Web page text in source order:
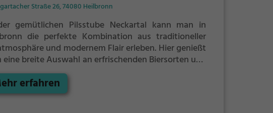
Straße 26, 74080 Heilbronn
gemütlichen Pilsstube Neckartal kann man in
die perfekte Kombination aus traditioneller
und modernem Flair erleben. Hier genießt
eine breite Auswahl an erfrischenden Biersorten und
Weinen. Die freundlichen Mitarbeiter sorgen
dafür, dass man sich wohl fühlt und sich von der
Welt draußen entspannen kann. Ob allein, mit
erfahren